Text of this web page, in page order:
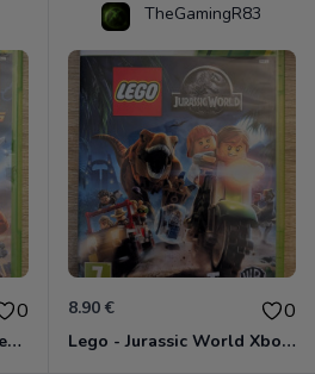
0
Lego Marvel Super Heroes Xbox 360
TheGamingR83
8.90 € 0
Lego - Jurassic World Xbox 360